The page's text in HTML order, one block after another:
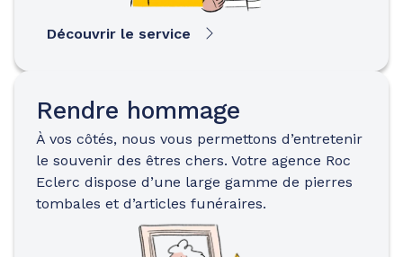
Découvrir le service
Rendre hommage
À vos côtés, nous vous permettons d’entretenir
le souvenir des êtres chers. Votre agence Roc
Eclerc dispose d’une large gamme de pierres
tombales et d’articles funéraires.